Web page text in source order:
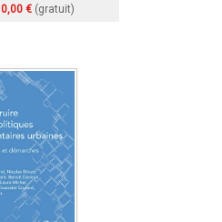
0,00 € (gratuit)